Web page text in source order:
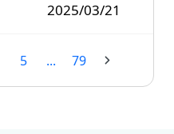
2025/03/21
5 ... 79